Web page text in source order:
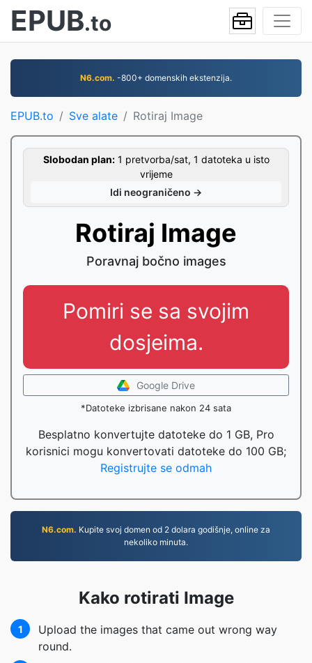
EPUB.to
N6.com. -800+ domenskih ekstenzija.
EPUB.to Sve alate Rotiraj Image
Slobodan plan:1 pretvorba/sat, 1 datoteka u isto
vrijeme
Idi neograničeno →
Rotiraj Image
Poravnaj bočno images
Pomiri se sa svojim
dosjeima.
Google Drive
*Datoteke izbrisane nakon 24 sata
Besplatno konvertujte datoteke do 1 GB, Pro
korisnici mogu konvertovati datoteke do 100 GB;
Registrujte se odmah
N6.com. Kupite svoj domen od 2 dolara godišnje, online za
nekoliko minuta.
Kako rotirati Image
1
Upload the images that came out wrong way
round.